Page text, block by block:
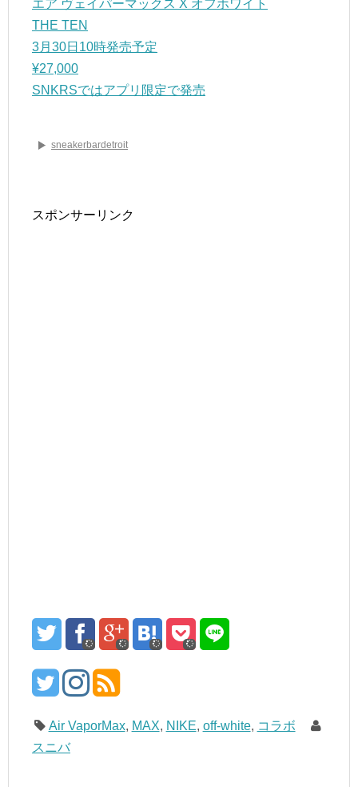
エア ヴェイパーマックス X オフホワイト
THE TEN
3月30日10時発売予定
¥27,000
SNKRSではアプリ限定で発売
sneakerbardetroit
スポンサーリンク
Air VaporMax, MAX, NIKE, off-white, コラボ
スニバ